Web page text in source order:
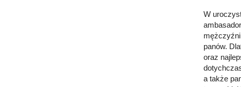
W
mężczyźni
panów.
oraz
a także